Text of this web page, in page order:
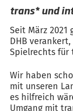
trans* und
Seit März
DHB
Spielrechts für
Wir haben
mit unseren
es hilfreich
Umgang mit